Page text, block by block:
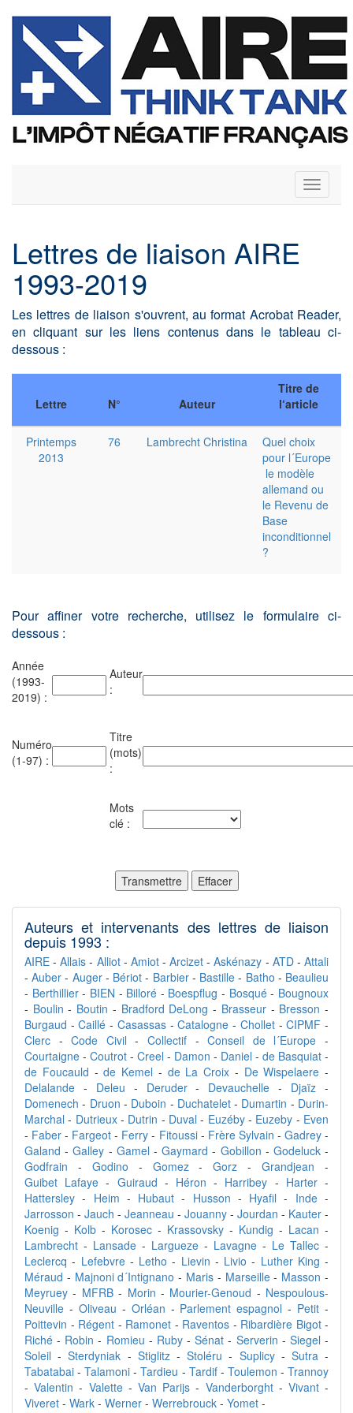
Toggle
Lettres de liaison AIRE
1993-2019
Les lettres de liaison s'ouvrent, au format Acrobat Reader,
en cliquant sur les liens contenus dans le tableau ci-
dessous :
Lettre N° Auteur
Titre de
l‘article
Printemps
2013
76 Lambrecht Christina
Quel choix
pour l´Europe
­ le modèle
allemand ou
le Revenu de
Base
inconditionnel
?
Pour affiner votre recherche, utilisez le formulaire ci-
dessous :
Année
(1993-
2019) :
Auteur
:
Numéro
(1-97) :
Titre
(mots)
:
Mots
clé :
Auteurs et intervenants des lettres de liaison
depuis 1993 :
AIRE -Allais - Alliot- Amiot-Arcizet -Askénazy - ATD-Attali
-Auber - Auger- Bériot - Barbier- Bastille - Batho - Beaulieu
- Berthillier- BIEN - Billoré - Boespflug - Bosqué- Bougnoux
- Boulin - Boutin - Bradford DeLong - Brasseur- Bresson -
Burgaud -Caillé - Casassas-Catalogne - Chollet-CIPMF -
Clerc -Code Civil -Collectif -Conseil de l´Europe -
Courtaigne - Coutrot - Creel - Damon - Daniel - de Basquiat -
de Foucauld -de Kemel - de La Croix - De Wispelaere -
Delalande - Deleu - Deruder- Devauchelle - Djaïz -
Domenech - Druon - Duboin - Duchatelet- Dumartin - Durin-
Marchal - Dutrieux- Dutrin - Duval - Euzéby- Euzeby - Even
- Faber - Fargeot - Ferry - Fitoussi- Frère Sylvain - Gadrey-
Galand -Galley - Gamel -Gaymard - Gobillon - Godeluck-
Godfrain - Godino - Gomez-Gorz -Grandjean -
Guibet Lafaye - Guiraud - Héron - Harribey - Harter-
Hattersley - Heim - Hubaut - Husson - Hyafil - Inde-
Jarrosson - Jauch - Jeanneau - Jouanny - Jourdan - Kauter -
Koenig - Kolb - Korosec - Krassovsky - Kundig - Lacan -
Lambrecht - Lansade - Largueze - Lavagne - Le Tallec -
Leclercq - Lefebvre- Letho - Lievin - Livio - Luther King -
Méraud - Majnoni d´Intignano - Maris - Marseille- Masson -
Meyruey - MFRB- Morin - Mourier-Genoud - Nespoulous-
Neuville - Oliveau - Orléan - Parlement espagnol - Petit -
Poittevin - Régent - Ramonet - Raventos - Ribardière Bigot-
Riché - Robin - Romieu - Ruby-Sénat - Serverin - Siegel -
Soleil -Sterdyniak - Stiglitz-Stoléru - Suplicy- Sutra-
Tabatabai -Talamoni -Tardieu - Tardif- Toulemon -Trannoy
-Valentin - Valette- Van Parijs - Vanderborght- Vivant-
Viveret - Wark - Werner - Werrebrouck - Yomet -